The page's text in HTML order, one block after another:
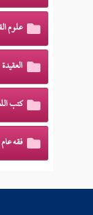
علوم
العقيدة
كتب
فقه عام